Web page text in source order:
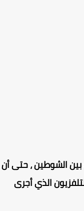
الخاصة بين الشوطين ، حتى أن
الذي أجرى